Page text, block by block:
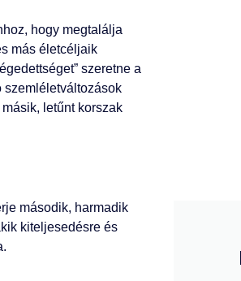
hogy megtalálja
más életcéljaik
szeretne a
szemléletváltozások
letűnt korszak
második, harmadik
kiteljesedésre és